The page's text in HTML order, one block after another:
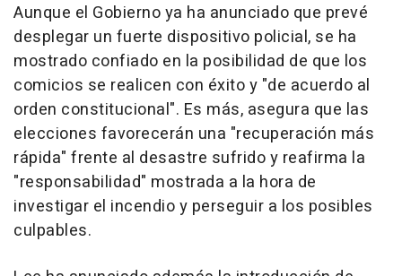
Aunque el Gobierno ya ha anunciado que prevé
desplegar un fuerte dispositivo policial, se ha
mostrado confiado en la posibilidad de que los
comicios se realicen con éxito y "de acuerdo al
orden constitucional". Es más, asegura que las
elecciones favorecerán una "recuperación más
rápida" frente al desastre sufrido y reafirma la
"responsabilidad" mostrada a la hora de
investigar el incendio y perseguir a los posibles
culpables.